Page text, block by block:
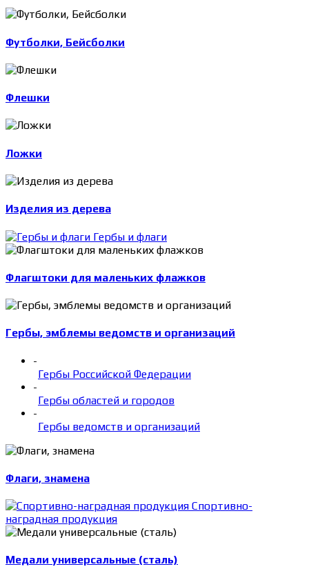
Футболки, Бейсболки
Флешки
Ложки
Изделия из дерева
Гербы и флаги
Флагштоки для маленьких флажков
Гербы, эмблемы ведомств и организаций
-
Гербы Российской Федерации
-
Гербы областей и городов
-
Гербы ведомств и организаций
Флаги, знамена
Спортивно-
наградная продукция
Медали универсальные (сталь)